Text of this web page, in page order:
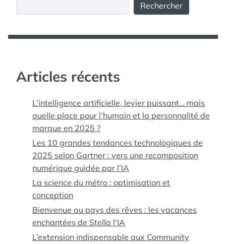
Rechercher
Articles récents
L’intelligence artificielle, levier puissant… mais
quelle place pour l’humain et la personnalité de
marque en 2025 ?
Les 10 grandes tendances technologiques de
2025 selon Gartner : vers une recomposition
numérique guidée par l’IA
La science du métro : optimisation et
conception
Bienvenue au pays des rêves : les vacances
enchantées de Stella l’IA
L’extension indispensable aux Community